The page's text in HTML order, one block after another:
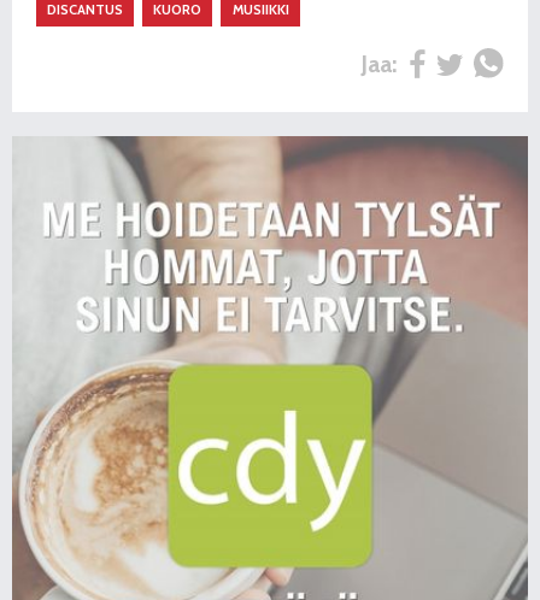
DISCANTUS KUORO MUSIIKKI
Jaa: